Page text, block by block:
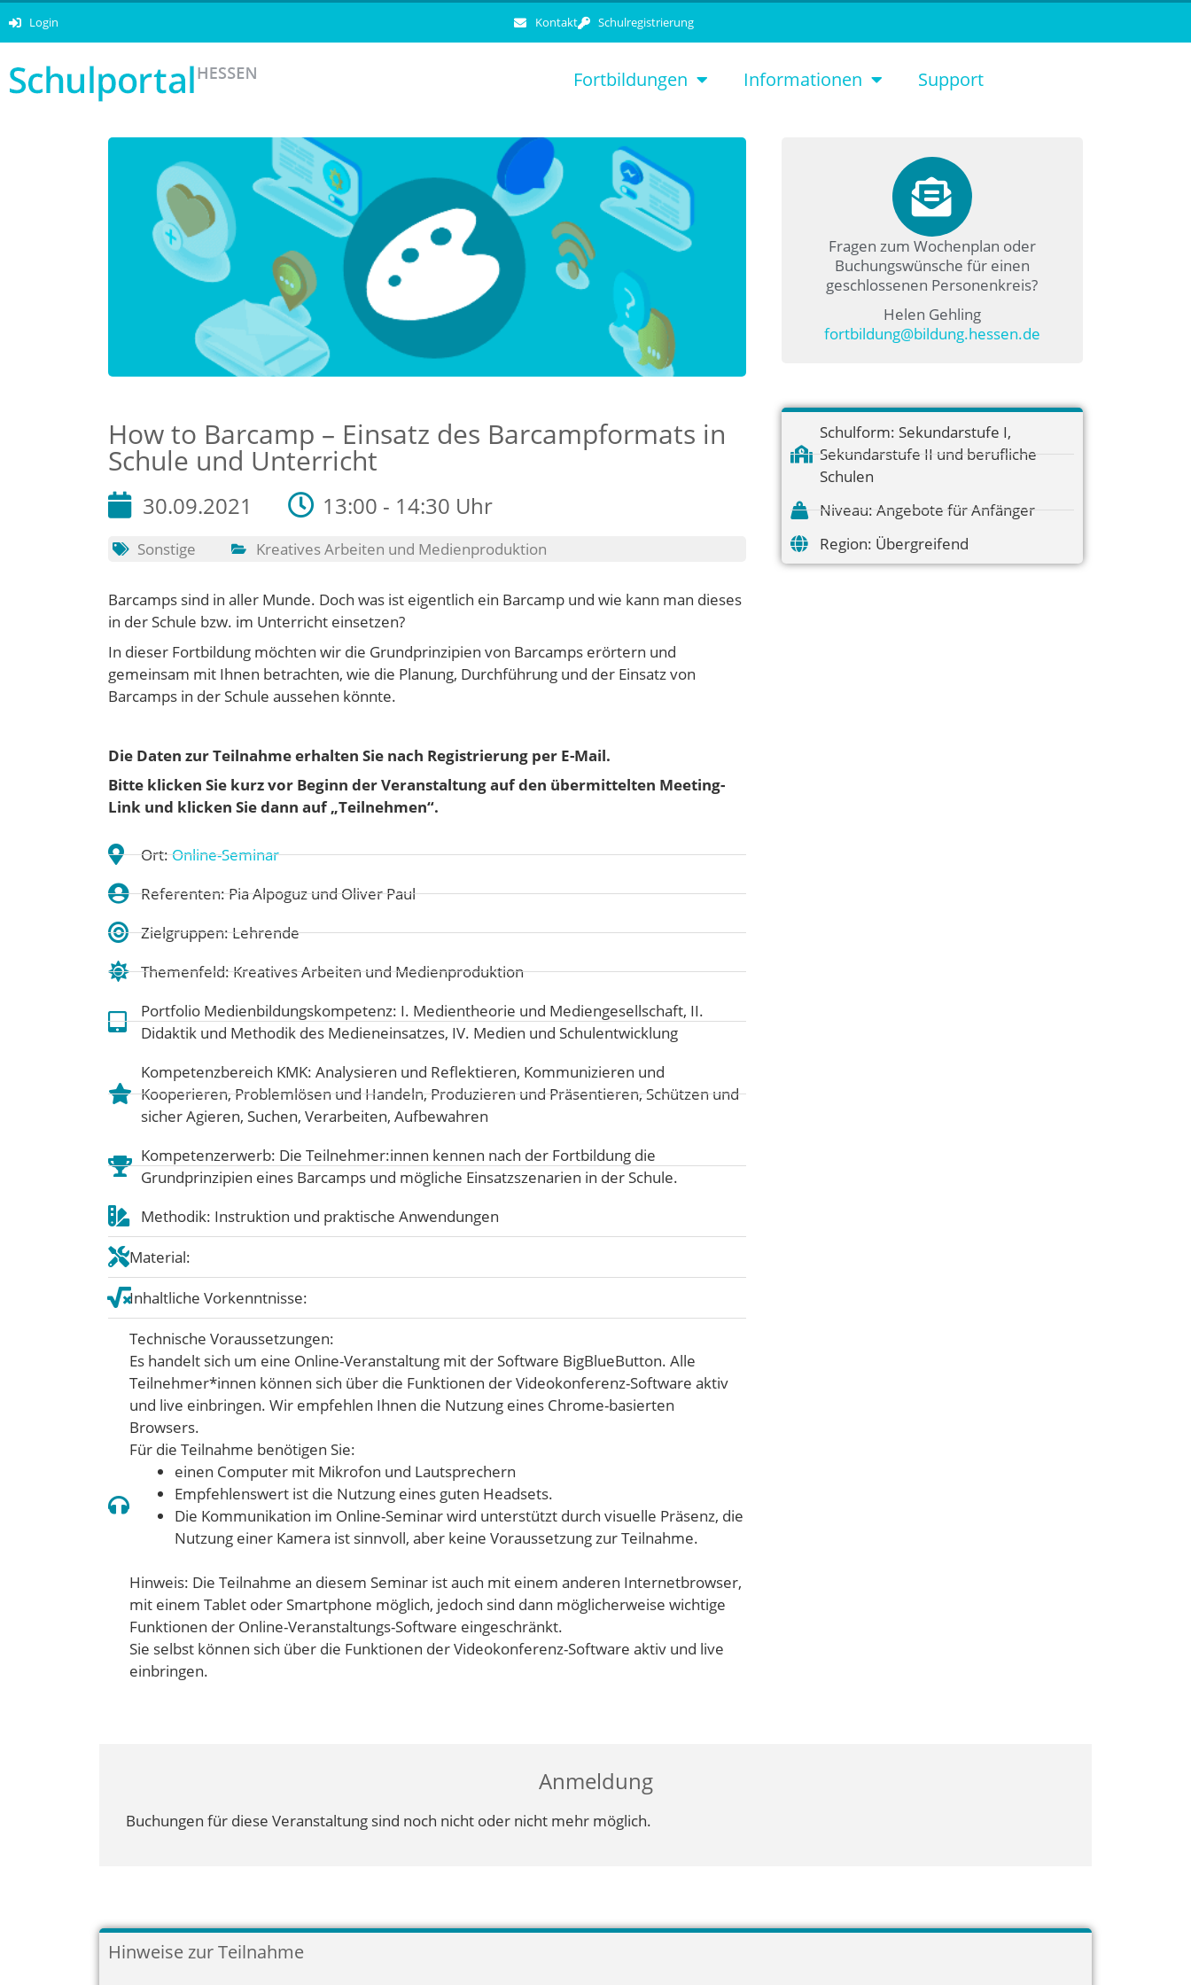
Login Kontakt Schulregistrierung
Fortbildungen Informationen Support
How to Barcamp – Einsatz des Barcampformats in
Schule und Unterricht
30.09.2021 13:00 - 14:30 Uhr
Sonstige Kreatives Arbeiten und Medienproduktion
Barcamps sind in aller Munde. Doch was ist eigentlich ein Barcamp und wie kann man dieses
in der Schule bzw. im Unterricht einsetzen?
In dieser Fortbildung möchten wir die Grundprinzipien von Barcamps erörtern und
gemeinsam mit Ihnen betrachten, wie die Planung, Durchführung und der Einsatz von
Barcamps in der Schule aussehen könnte.
Die Daten zur Teilnahme erhalten Sie nach Registrierung per E-Mail.
Bitte klicken Sie kurz vor Beginn der Veranstaltung auf den übermittelten Meeting-
Link und klicken Sie dann auf „Teilnehmen“.
Ort:Online-Seminar
Referenten: Pia Alpoguz und Oliver Paul
Zielgruppen: Lehrende
Themenfeld:Kreatives Arbeiten und Medienproduktion
Portfolio Medienbildungskompetenz: I. Medientheorie und Mediengesellschaft, II.
Didaktik und Methodik des Medieneinsatzes, IV. Medien und Schulentwicklung
Kompetenzbereich KMK: Analysieren und Reflektieren, Kommunizieren und
Kooperieren,Problemlösen und Handeln,Produzieren und Präsentieren,Schützen und
sicher Agieren, Suchen, Verarbeiten, Aufbewahren
Kompetenzerwerb: Die Teilnehmer:innen kennen nach der Fortbildung die
Grundprinzipien eines Barcamps und mögliche Einsatzszenarien in der Schule.
Methodik: Instruktion und praktische Anwendungen
Material:
Inhaltliche Vorkenntnisse:
Technische Voraussetzungen:
Es handelt sich um eine Online-Veranstaltung mit der Software BigBlueButton. Alle
Teilnehmer*innen können sich über die Funktionen der Videokonferenz-Software aktiv
und live einbringen. Wir empfehlen Ihnen die Nutzung eines Chrome-basierten
Browsers.
Für die Teilnahme benötigen Sie:
einen Computer mit Mikrofon und Lautsprechern
Empfehlenswert ist die Nutzung eines guten Headsets.
Die Kommunikation im Online-Seminar wird unterstützt durch visuelle Präsenz, die
Nutzung einer Kamera ist sinnvoll, aber keine Voraussetzung zur Teilnahme.
Hinweis: Die Teilnahme an diesem Seminar ist auch mit einem anderen Internetbrowser,
mit einem Tablet oder Smartphone möglich, jedoch sind dann möglicherweise wichtige
Funktionen der Online-Veranstaltungs-Software eingeschränkt.
Sie selbst können sich über die Funktionen der Videokonferenz-Software aktiv und live
einbringen.
Fragen zum Wochenplan oder
Buchungswünsche für einen
geschlossenen Personenkreis?
Helen Gehling
fortbildung@bildung.hessen.de
Schulform: Sekundarstufe I,
Sekundarstufe II und berufliche
Schulen
Niveau: Angebote für Anfänger
Region: Übergreifend
Anmeldung
Buchungen für diese Veranstaltung sind noch nicht oder nicht mehr möglich.
Hinweise zur Teilnahme